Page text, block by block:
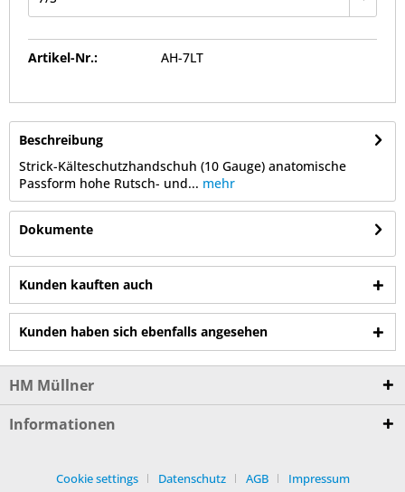
Artikel-Nr.: AH-7LT
Beschreibung
Strick-Kälteschutzhandschuh (10 Gauge) anatomische
Passform hohe Rutsch- und... mehr
Dokumente
Kunden kauften auch
Kunden haben sich ebenfalls angesehen
HM Müllner
Informationen
Cookie settings Datenschutz AGB Impressum